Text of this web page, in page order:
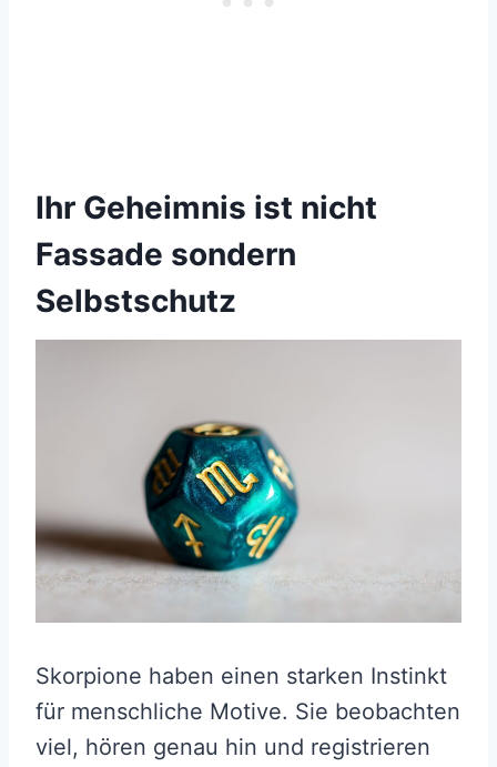
Ihr Geheimnis ist nicht
Fassade sondern
Selbstschutz
Skorpione haben einen starken Instinkt
für menschliche Motive. Sie beobachten
viel, hören genau hin und registrieren